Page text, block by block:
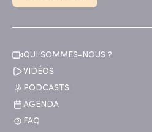
QUI SOMMES-NOUS ?
VIDÉOS
PODCASTS
AGENDA
FAQ